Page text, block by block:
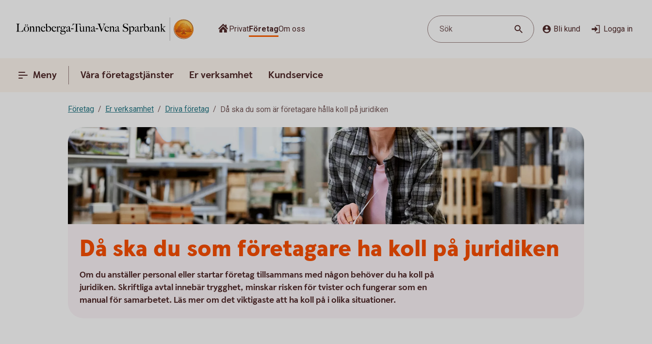
PrivatFöretagOm oss Sök Bli kund Logga in
Meny Våra företagstjänster Er verksamhet Kundservice
Företag Er verksamhet Driva företag Då ska du som är företagare hålla koll på juridiken
Då ska du som företagare ha koll på juridiken
Om du anställer personal eller startar företag tillsammans med någon behöver du ha koll på
juridiken. Skriftliga avtal innebär trygghet, minskar risken för tvister och fungerar som en
manual för samarbetet. Läs mer om det viktigaste att ha koll på i olika situationer.